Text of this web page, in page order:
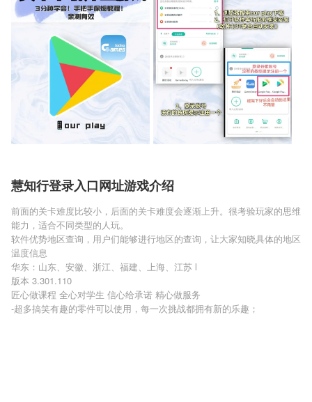
慧知行登录入口网址游戏介绍
前面的关卡难度比较小，后面的关卡难度会逐渐上升。很考验玩家的思维
能力，适合不同类型的人玩。
软件优势地区查询，用户们能够进行地区的查询，让大家知晓具体的地区
温度信息
华东：山东、安徽、浙江、福建、上海、江苏 l
版本 3.301.110
匠心做课程 全心对学生 信心给承诺 精心做服务
-超多搞笑有趣的零件可以使用，每一次挑战都拥有新的乐趣；